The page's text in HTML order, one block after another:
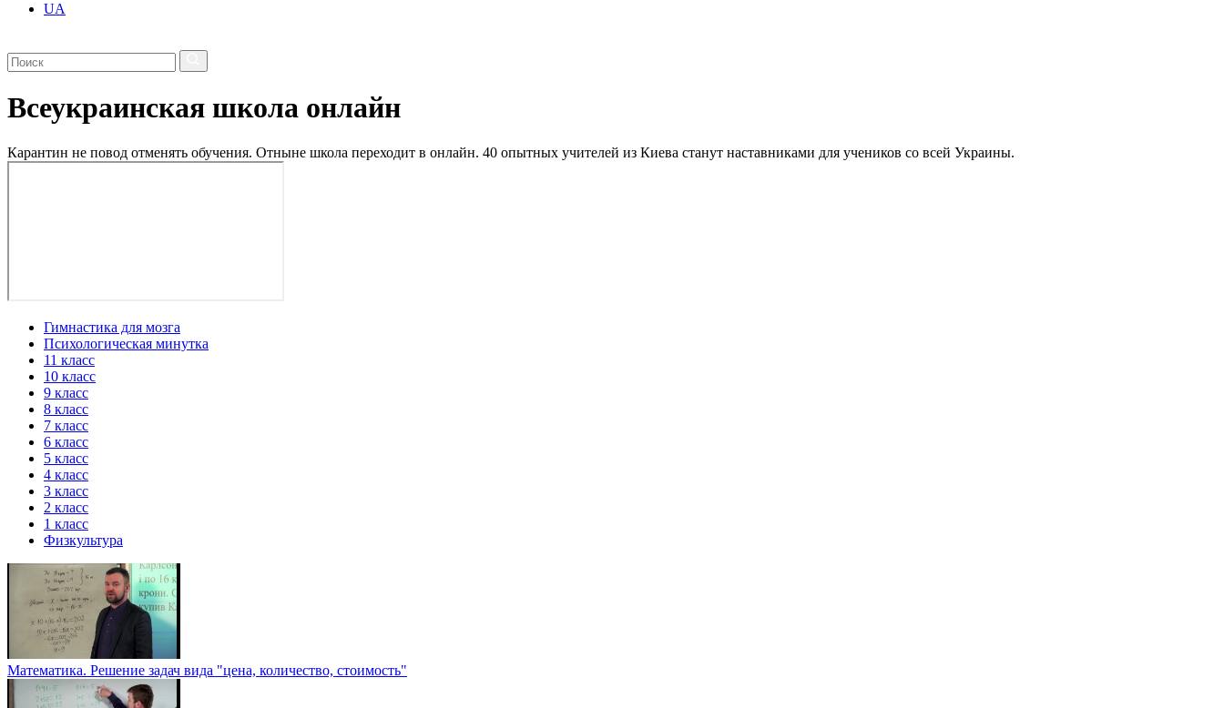
UA
Всеукраинская школа онлайн
Карантин не повод отменять обучения. Отныне школа переходит в онлайн. 40 опытных учителей из Киева станут наставниками для учеников со всей Украины.
Гимнастика для мозга
Психологическая минутка
11 класс
10 класс
9 класс
8 класс
7 класс
6 класс
5 класс
4 класс
3 класс
2 класс
1 класс
Физкультура
Математика. Решение задач вида "цена, количество, стоимость"